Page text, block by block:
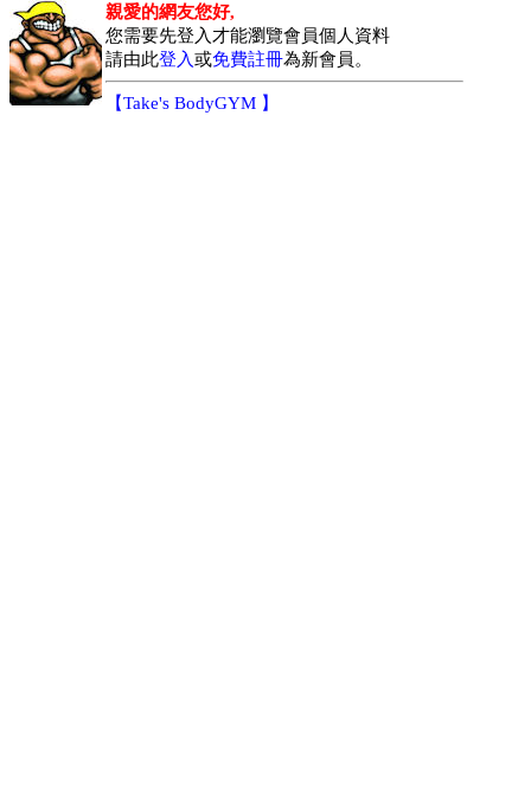
親愛的網友您好,
您需要先登入才能瀏覽會員個人資料
請由此登入或免費註冊為新會員。
【Take's BodyGYM 】